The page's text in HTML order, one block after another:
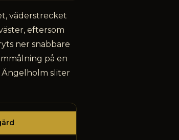
väderstrecket
eftersom
ner snabbare
på en
Ängelholm sliter